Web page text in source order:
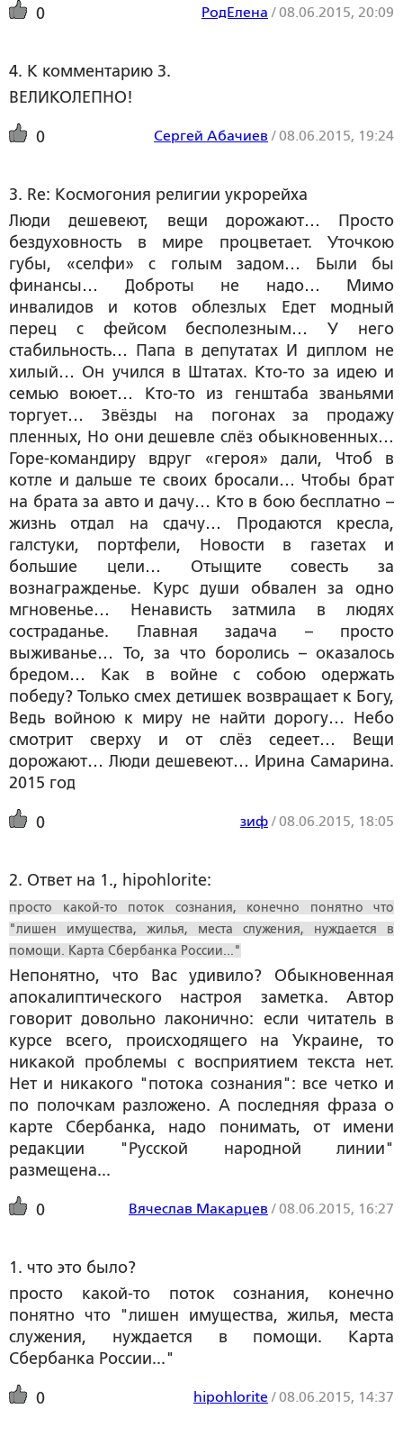
0 РодЕлена /08.06.2015, 20:09
4. К комментарию 3.
ВЕЛИКОЛЕПНО!
0 Сергей Абачиев /08.06.2015, 19:24
3. Re: Космогония религии укрорейха
Люди дешевеют, вещи дорожают… Просто
бездуховность в мире процветает. Уточкою
губы, «селфи» с голым задом… Были бы
финансы… Доброты не надо… Мимо
инвалидов и котов облезлых Едет модный
перец с фейсом бесполезным… У него
стабильность… Папа в депутатах И диплом не
хилый… Он учился в Штатах. Кто-то за идею и
семью воюет… Кто-то из генштаба званьями
торгует… Звёзды на погонах за продажу
пленных, Но они дешевле слёз обыкновенных…
Горе-командиру вдруг «героя» дали, Чтоб в
котле и дальше те своих бросали… Чтобы брат
на брата за авто и дачу… Кто в бою бесплатно –
жизнь отдал на сдачу… Продаются кресла,
галстуки, портфели, Новости в газетах и
большие цели… Отыщите совесть за
вознагражденье. Курс души обвален за одно
мгновенье… Ненависть затмила в людях
состраданье. Главная задача – просто
выживанье… То, за что боролись – оказалось
бредом… Как в войне с собою одержать
победу? Только смех детишек возвращает к Богу,
Ведь войною к миру не найти дорогу… Небо
смотрит сверху и от слёз седеет… Вещи
дорожают… Люди дешевеют… Ирина Самарина.
2015 год
0 зиф/08.06.2015, 18:05
2. Ответ на 1., hipohlorite:
просто какой-то поток сознания, конечно понятно что
"лишен имущества, жилья, места служения, нуждается в
помощи. Карта Сбербанка России..."
Непонятно, что Вас удивило? Обыкновенная
апокалиптического настроя заметка. Автор
говорит довольно лаконично: если читатель в
курсе всего, происходящего на Украине, то
никакой проблемы с восприятием текста нет.
Нет и никакого "потока сознания": все четко и
по полочкам разложено. А последняя фраза о
карте Сбербанка, надо понимать, от имени
редакции "Русской народной линии"
размещена...
0 Вячеслав Макарцев /08.06.2015, 16:27
1. что это было?
просто какой-то поток сознания, конечно
понятно что "лишен имущества, жилья, места
служения, нуждается в помощи. Карта
Сбербанка России..."
0 hipohlorite/08.06.2015, 14:37